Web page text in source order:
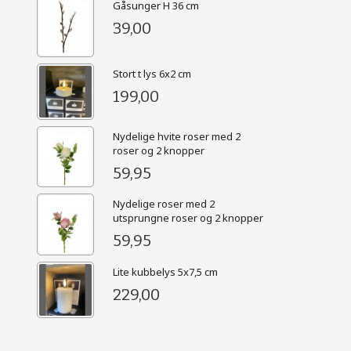
Gåsunger H 36 cm
39,00
Stort t lys 6x2 cm
199,00
Nydelige hvite roser med 2
roser og 2 knopper
59,95
Nydelige roser med 2
utsprungne roser og 2 knopper
59,95
Lite kubbelys 5x7,5 cm
229,00